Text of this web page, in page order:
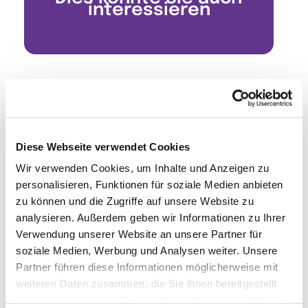
Diese Webseite verwendet Cookies
Wir verwenden Cookies, um Inhalte und Anzeigen zu
personalisieren, Funktionen für soziale Medien anbieten
zu können und die Zugriffe auf unsere Website zu
analysieren. Außerdem geben wir Informationen zu Ihrer
Verwendung unserer Website an unsere Partner für
soziale Medien, Werbung und Analysen weiter. Unsere
Partner führen diese Informationen möglicherweise mit
weiteren Daten zusammen, die Sie ihnen bereitgestellt
interessieren